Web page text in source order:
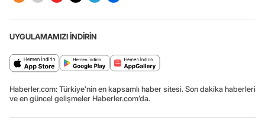
UYGULAMAMIZI İNDİRİN
Haberler.com: Türkiye’nin en kapsamlı haber sitesi. Son dakika haberleri
ve en güncel gelişmeler Haberler.com’da.